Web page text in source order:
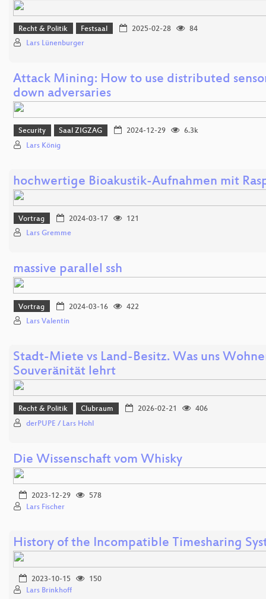
Recht & Politik Festsaal 2025-02-28
84
Lars Lünenburger
Attack Mining: How to use distributed
down adversaries
Security Saal ZIGZAG 2024-12-29
6.3k
Lars König
hochwertige Bioakustik-Aufnahmen mit
Vortrag 2024-03-17
121
Lars Gremme
massive parallel ssh
Vortrag 2024-03-16
422
Lars Valentin
Stadt-Miete vs Land-Besitz. Was uns
Souveränität lehrt
Recht & Politik Clubraum 2026-02-21
406
derPUPE / Lars Hohl
Die Wissenschaft vom Whisky
2023-12-29
578
Lars Fischer
History of the Incompatible Timesharing
2023-10-15
150
Lars Brinkhoff